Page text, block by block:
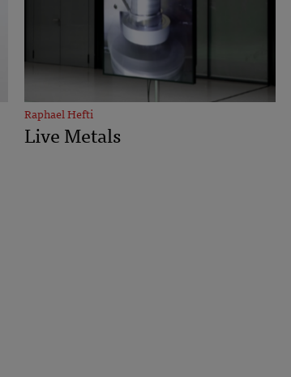
Raphael Hefti
Live Metals